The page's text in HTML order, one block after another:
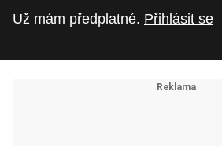
Už mám předplatné. Přihlásit se